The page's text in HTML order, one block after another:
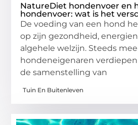
NatureDiet hondenvoer en
hondenvoer: wat is het
De voeding van een hond
op zijn gezondheid,
algehele welzijn. Steeds
hondeneigenaren
de samenstelling van
Tuin En Buitenleven